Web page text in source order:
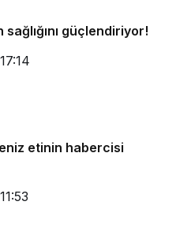
sağlığını güçlendiriyor!
etinin habercisi